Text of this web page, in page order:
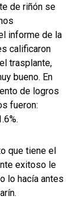
de riñón se
informe de la
calificaron
trasplante,
bueno. En
de logros
fueron:
que tiene el
exitoso le
lo hacía antes